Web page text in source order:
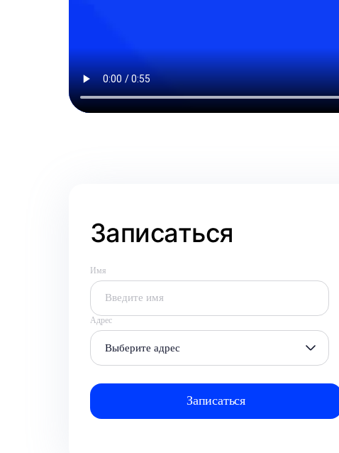
Записаться
Имя
Адрес
Выберите адрес